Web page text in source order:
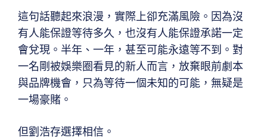
這句話聽起來浪漫，實際上卻充滿風險。因為沒
有人能保證等待多久，也沒有人能保證承諾一定
會兌現。半年、一年，甚至可能永遠等不到。對
一名剛被娛樂圈看見的新人而言，放棄眼前劇本
與品牌機會，只為等待一個未知的可能，無疑是
一場豪賭。
但劉浩存選擇相信。